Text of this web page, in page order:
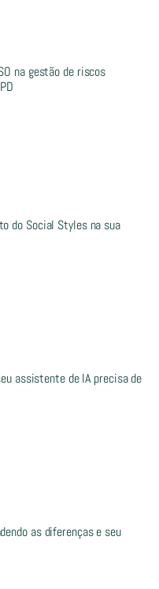
na gestão de riscos
do Social Styles na sua
assistente de IA precisa de
as diferenças e seu